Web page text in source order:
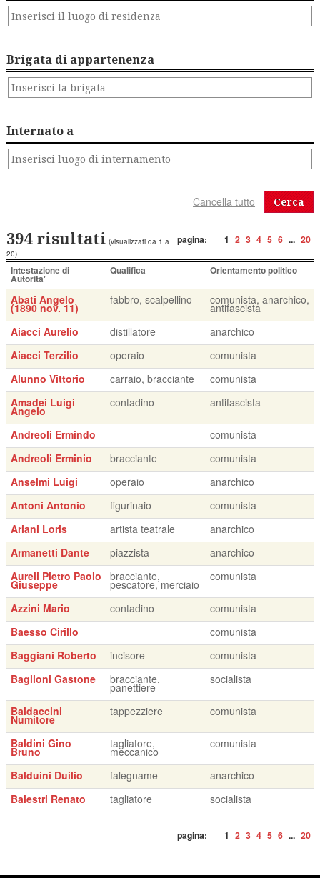
Brigata di appartenenza
Internato a
Cerca
pagina: 1 2 3 4 5 6 ... 20
394 risultati (visualizzati da 1 a
20)
Intestazione di
Autorita'
Qualifica Orientamento politico
Abati Angelo
(1890 nov. 11)
fabbro, scalpellino comunista, anarchico,
antifascista
Aiacci Aurelio
distillatore
anarchico
Aiacci Terzilio
operaio
comunista
Alunno Vittorio
carraio, bracciante
comunista
Amadei Luigi
Angelo
contadino antifascista
Andreoli Ermindo
comunista
Andreoli Erminio
bracciante
comunista
Anselmi Luigi
operaio
anarchico
Antoni Antonio
figurinaio
comunista
Ariani Loris
artista teatrale
anarchico
Armanetti Dante
piazzista
anarchico
Aureli Pietro Paolo
Giuseppe
bracciante,
pescatore, merciaio
comunista
Azzini Mario contadino
comunista
Baesso Cirillo
comunista
Baggiani Roberto
incisore
comunista
Baglioni Gastone
bracciante,
panettiere
socialista
Baldaccini
Numitore
tappezziere comunista
Baldini Gino
Bruno
tagliatore,
meccanico
comunista
Balduini Duilio falegname
anarchico
Balestri Renato
tagliatore socialista
pagina: 1 2 3 4 5 6 ... 20